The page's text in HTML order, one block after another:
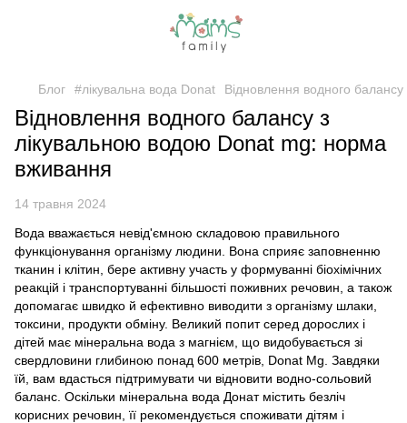
Блог #лікувальна вода Donat Відновлення водного
Відновлення водного балансу з
лікувальною водою Donat mg: норма
вживання
14 травня 2024
Вода вважається невід'ємною складовою правильного
функціонування організму людини. Вона сприяє заповненню
тканин і клітин, бере активну участь у формуванні біохімічних
реакцій і транспортуванні більшості поживних речовин, а також
допомагає швидко й ефективно виводити з організму шлаки,
токсини, продукти обміну. Великий попит серед дорослих і
дітей має мінеральна вода з магнієм, що видобувається зі
свердловини глибиною понад 600 метрів, Donat Mg. Завдяки
їй, вам вдасться підтримувати чи відновити водно-сольовий
баланс. Оскільки мінеральна вода Донат містить безліч
корисних речовин, її рекомендується споживати дітям і